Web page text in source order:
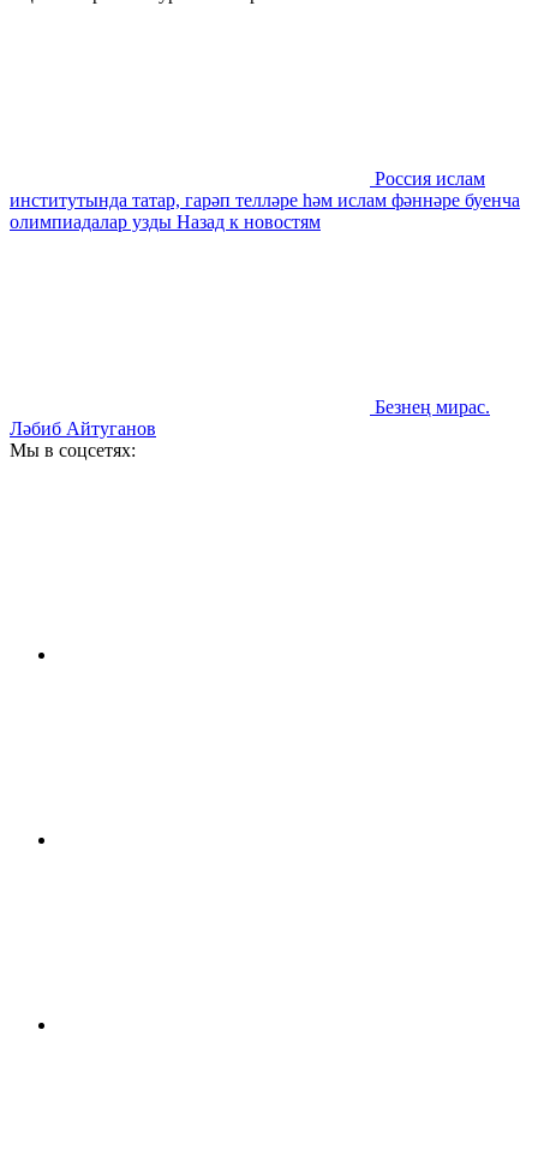
Россия ислам
институтында татар, гарәп телләре һәм ислам фәннәре буенча
олимпиадалар узды Назад к новостям
Безнең мирас.
Ләбиб Айтуганов
Мы в соцсетях: